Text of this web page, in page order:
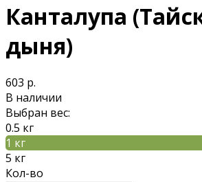
Канталупа
дыня)
603 р.
В наличии
Выбран вес:
0.5 кг
1 кг
5 кг
Кол-во